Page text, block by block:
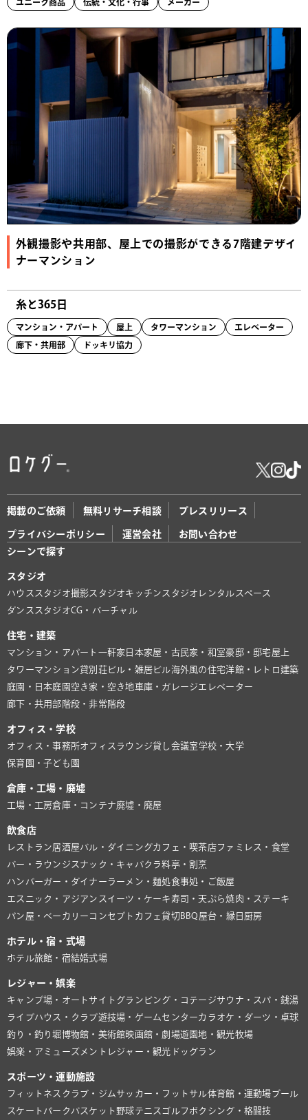
ユニーク商品 伝統・文化・行事 メーカー
外観撮影や共用部、屋上での撮影ができる7階建デザイ
ナーマンション
糸と365日
マンション・アパート 屋上 タワーマンション エレベーター
廊下・共用部 ドッキリ協力
掲載のご依頼 無料リサーチ相談 プレスリリース
プライバシーポリシー 運営会社
お問い合わせ
シーンで探す
スタジオ
ハウススタジオ撮影スタジオキッチンスタジオ レンタルスペース
ダンススタジオCG・バーチャル
住宅・建築
マンション・アパート 一軒家 日本家屋・古民家・和室豪邸・邸宅屋上
タワーマンション貸別荘ビル・雑居ビル海外風の住宅洋館・レトロ建築
庭園・日本庭園 空き家・空き地 車庫・ガレージ エレベーター
廊下・共用部階段・非常階段
オフィス・学校
オフィス・事務所オフィスラウンジ貸し会議室学校・大学
保育園・子ども園
倉庫・工場・廃墟
工場・工房倉庫・コンテナ廃墟・廃屋
飲食店
レストラン居酒屋 バル・ダイニングカフェ・喫茶店ファミレス・食堂
バー・ラウンジ スナック・キャバクラ料亭・割烹
ハンバーガー・ダイナーラーメン・麺処食事処・ご飯屋
エスニック・アジアン スイーツ・ケーキ寿司・天ぷら焼肉・ステーキ
パン屋・ベーカリー コンセプトカフェ貸切BBQ 屋台・縁日 厨房
ホテル・宿・式場
ホテル旅館・宿結婚式場
レジャー・娯楽
キャンプ場・オートサイト グランピング・コテージサウナ・スパ・銭湯
ライブハウス・クラブ遊技場・ゲームセンターカラオケ・ダーツ・卓球
釣り・釣り堀博物館・美術館映画館・劇場遊園地・観光牧場
娯楽・アミューズメント レジャー・観光 ドッグラン
スポーツ・運動施設
フィットネスクラブ・ジム サッカー・フットサル体育館・運動場プール
スケートパーク バスケット 野球テニス ゴルフ ボクシング・格闘技